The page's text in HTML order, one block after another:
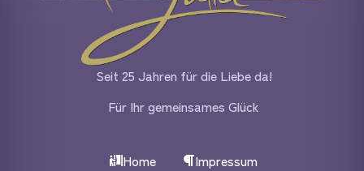
Seit 25 Jahren für die Liebe da!
Für Ihr gemeinsames Glück
Home
Impressum